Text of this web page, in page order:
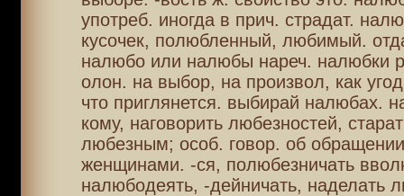
употреб. иногда в прич. страдат.
кусочек, полюбленный, любимый.
налюбо или налюбы нареч. налюбки
олон. на выбор, на произвол, как
что приглянется. выбирай налюбах.
кому, наговорить любезностей,
любезным; особ. говор. об
женщинами. -ся, полюбезничать
налюбодеять, -дейничать, наделать